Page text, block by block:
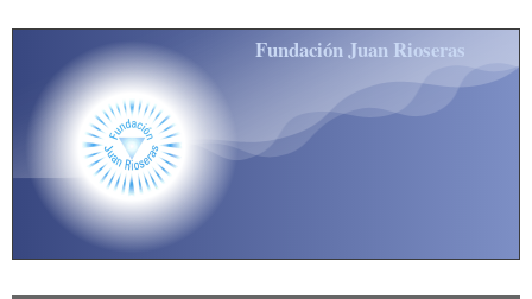
Pasar al contenido principal
Fundación Juan Rioseras